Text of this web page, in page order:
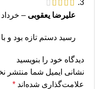
علیرضا یعقوبی – خرداد 4, 1404
رسید دستم تازه بود و
دیدگاه خود را بنویسید
نشانی ایمیل شما منتشر
علامت‌گذاری شده‌اند *